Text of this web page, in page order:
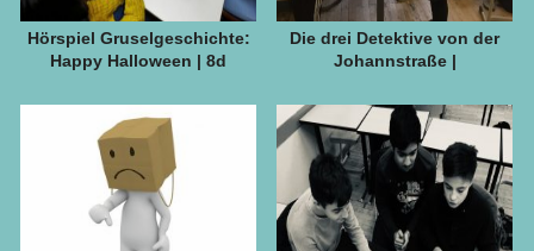
Hörspiel Gruselgeschichte:
Happy Halloween | 8d
Die drei Detektive von der
Johannstraße |